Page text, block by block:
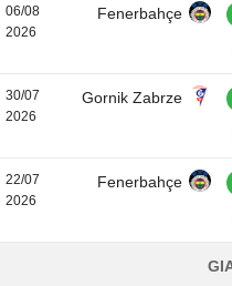
06/08
2026
Fenerbahçe
30/07
2026
Gornik Zabrze
22/07
2026
Fenerbahçe